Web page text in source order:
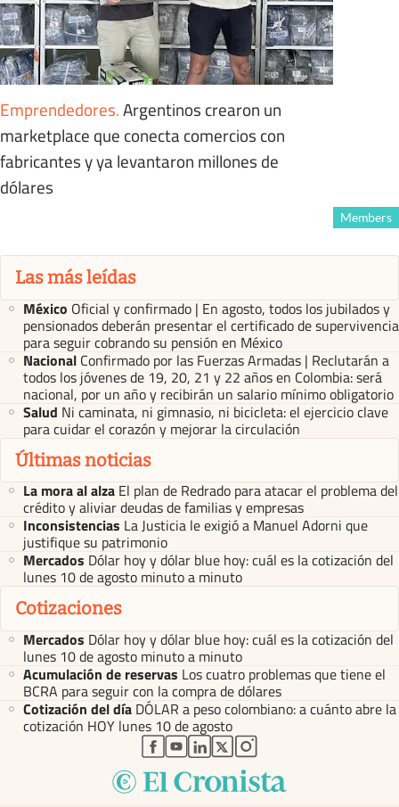
Emprendedores.Argentinos crearon un
marketplace que conecta comercios con
fabricantes y ya levantaron millones de
dólares
Members
Las más leídas
México Oficial y confirmado | En agosto, todos los jubilados y
pensionados deberán presentar el certificado de supervivencia
para seguir cobrando su pensión en México
Nacional Confirmado por las Fuerzas Armadas | Reclutarán a
todos los jóvenes de 19, 20, 21 y 22 años en Colombia: será
nacional, por un año y recibirán un salario mínimo obligatorio
Salud Ni caminata, ni gimnasio, ni bicicleta: el ejercicio clave
para cuidar el corazón y mejorar la circulación
Últimas noticias
La mora al alza El plan de Redrado para atacar el problema del
crédito y aliviar deudas de familias y empresas
Inconsistencias La Justicia le exigió a Manuel Adorni que
justifique su patrimonio
Mercados Dólar hoy y dólar blue hoy: cuál es la cotización del
lunes 10 de agosto minuto a minuto
Cotizaciones
Mercados Dólar hoy y dólar blue hoy: cuál es la cotización del
lunes 10 de agosto minuto a minuto
Acumulación de reservas Los cuatro problemas que tiene el
BCRA para seguir con la compra de dólares
Cotización del día DÓLAR a peso colombiano: a cuánto abre la
cotización HOY lunes 10 de agosto
abre en nueva pestaña
abre en nueva pestaña
abre en nueva pestaña
abre en nueva pestaña
abre en nueva pestaña